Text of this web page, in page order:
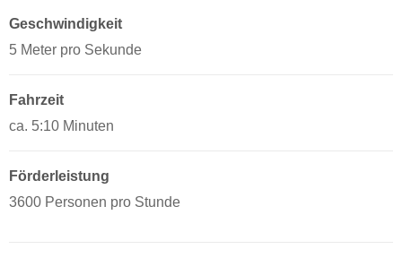
Geschwindigkeit
5 Meter pro Sekunde
Fahrzeit
ca. 5:10 Minuten
Förderleistung
3600 Personen pro Stunde